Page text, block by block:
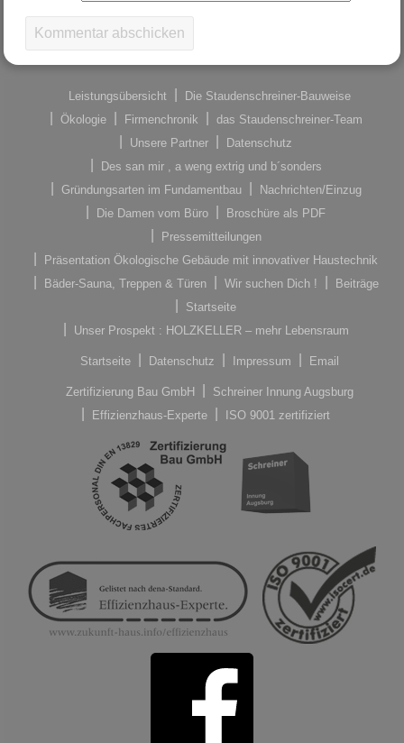
Leistungsübersicht
Die Staudenschreiner-Bauweise
Ökologie
Firmenchronik
das Staudenschreiner-Team
Unsere Partner
Datenschutz
Des san mir , a weng extrig und b´sonders
Gründungsarten im Fundamentbau
Nachrichten/Einzug
Die Damen vom Büro
Broschüre als PDF
Pressemitteilungen
Präsentation Ökologische Gebäude mit innovativer Haustechnik
Bäder-Sauna, Treppen & Türen
Wir suchen Dich !
Beiträge
Startseite
Unser Prospekt : HOLZKELLER – mehr Lebensraum
Startseite Datenschutz Impressum Email
Zertifizierung Bau GmbH
Schreiner Innung Augsburg
Effizienzhaus-Experte
ISO 9001 zertifiziert